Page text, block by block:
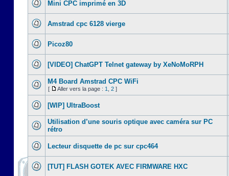
Mini CPC imprimé en 3D
Amstrad cpc 6128 vierge
Picoz80
[VIDEO] ChatGPT Telnet gateway by XeNoMoRPH
M4 Board Amstrad CPC WiFi
[ Aller vers la page : 1 2 ]
[WIP] UltraBoost
Utilisation d’une souris optique avec caméra sur PC
rétro
Lecteur disquette de pc sur cpc464
[TUT] FLASH GOTEK AVEC FIRMWARE HXC